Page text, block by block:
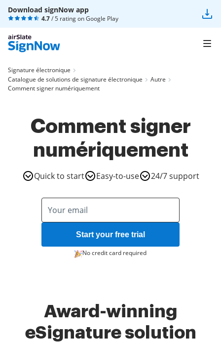
Download signNow app
4.7/ 5 rating onGoogle Play
Signature électronique
Catalogue de solutions de signature électronique
Autre
Comment signer numériquement
Comment signer
numériquement
Quick to start Easy-to-use 24/7 support
Start your free trial
No credit card required
Award-winning
eSignature solution